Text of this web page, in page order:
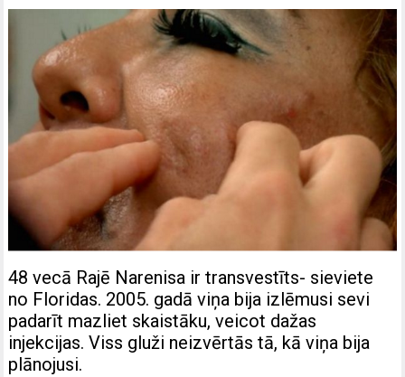
48 vecā Rajē Narenisa ir transvestīts- sieviete
no Floridas. 2005. gadā viņa bija izlēmusi sevi
padarīt mazliet skaistāku, veicot dažas
injekcijas. Viss gluži neizvērtās tā, kā viņa bija
plānojusi.